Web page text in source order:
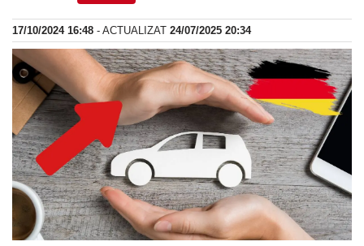
17/10/2024 16:48 - ACTUALIZAT 24/07/2025 20:34